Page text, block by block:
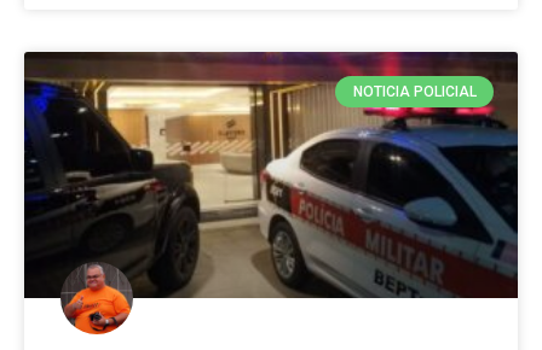
NOTICIA POLICIAL